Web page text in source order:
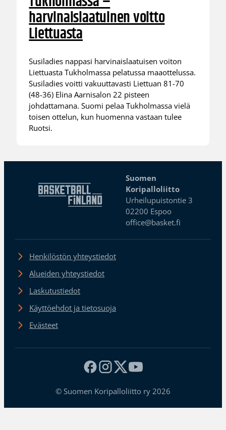
harvinaislaatuinen voitto
Liettuasta
Susiladies nappasi harvinaislaatuisen voiton
Liettuasta Tukholmassa pelatussa maaottelussa.
Susiladies voitti vakuuttavasti Liettuan 81-70
(48-36) Elina Aarnisalon 22 pisteen
johdattamana. Suomi pelaa Tukholmassa vielä
toisen ottelun, kun huomenna vastaan tulee
Ruotsi.
Suomen
Koripalloliitto
Urheilupuistontie 3
02200 Espoo
office@basket.fi
Henkilöstön yhteystiedot
Alueiden yhteystiedot
Laskutustiedot
Käyttöehdot ja tietosuoja
Evästeet
© Suomen Koripalloliitto ry 2026